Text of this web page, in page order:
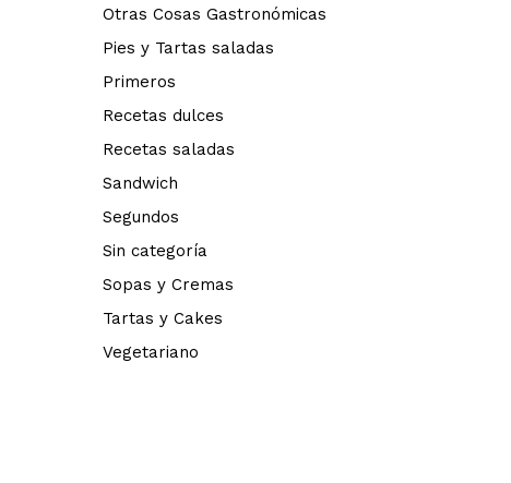
Otras Cosas Gastronómicas
Pies y Tartas saladas
Primeros
Recetas dulces
Recetas saladas
Sandwich
Segundos
Sin categoría
Sopas y Cremas
Tartas y Cakes
Vegetariano